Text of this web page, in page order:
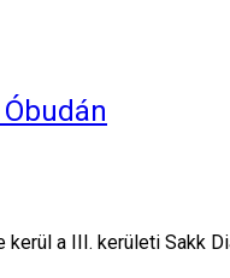
a III. kerületi Sakk